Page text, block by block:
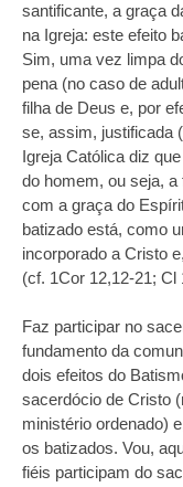
santificante, a graça
na Igreja: este efeito
Sim, uma vez limpa
pena (no caso de
filha de Deus e, por
se, assim, justificada
Igreja Católica diz
do homem, ou seja,
com a graça do
batizado está, como
incorporado a Cristo
(cf. 1Cor 12,12-21; Cl
Faz participar no
fundamento da
dois efeitos do
sacerdócio de Cristo
ministério ordenado)
os batizados. Vou,
fiéis participam do